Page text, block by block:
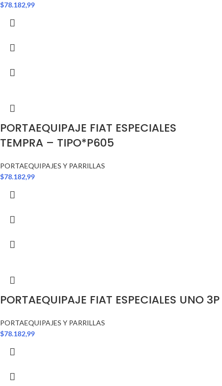
$78.182,99
PORTAEQUIPAJE FIAT ESPECIALES
TEMPRA – TIPO*P605
PORTAEQUIPAJES Y PARRILLAS
$78.182,99
PORTAEQUIPAJE FIAT ESPECIALES UNO 3P
PORTAEQUIPAJES Y PARRILLAS
$78.182,99